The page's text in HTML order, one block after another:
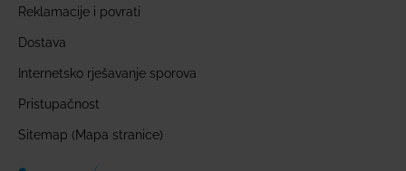
Reklamacije i povrati
Dostava
Internetsko rješavanje sporova
Pristupačnost
Sitemap (Mapa stranice)